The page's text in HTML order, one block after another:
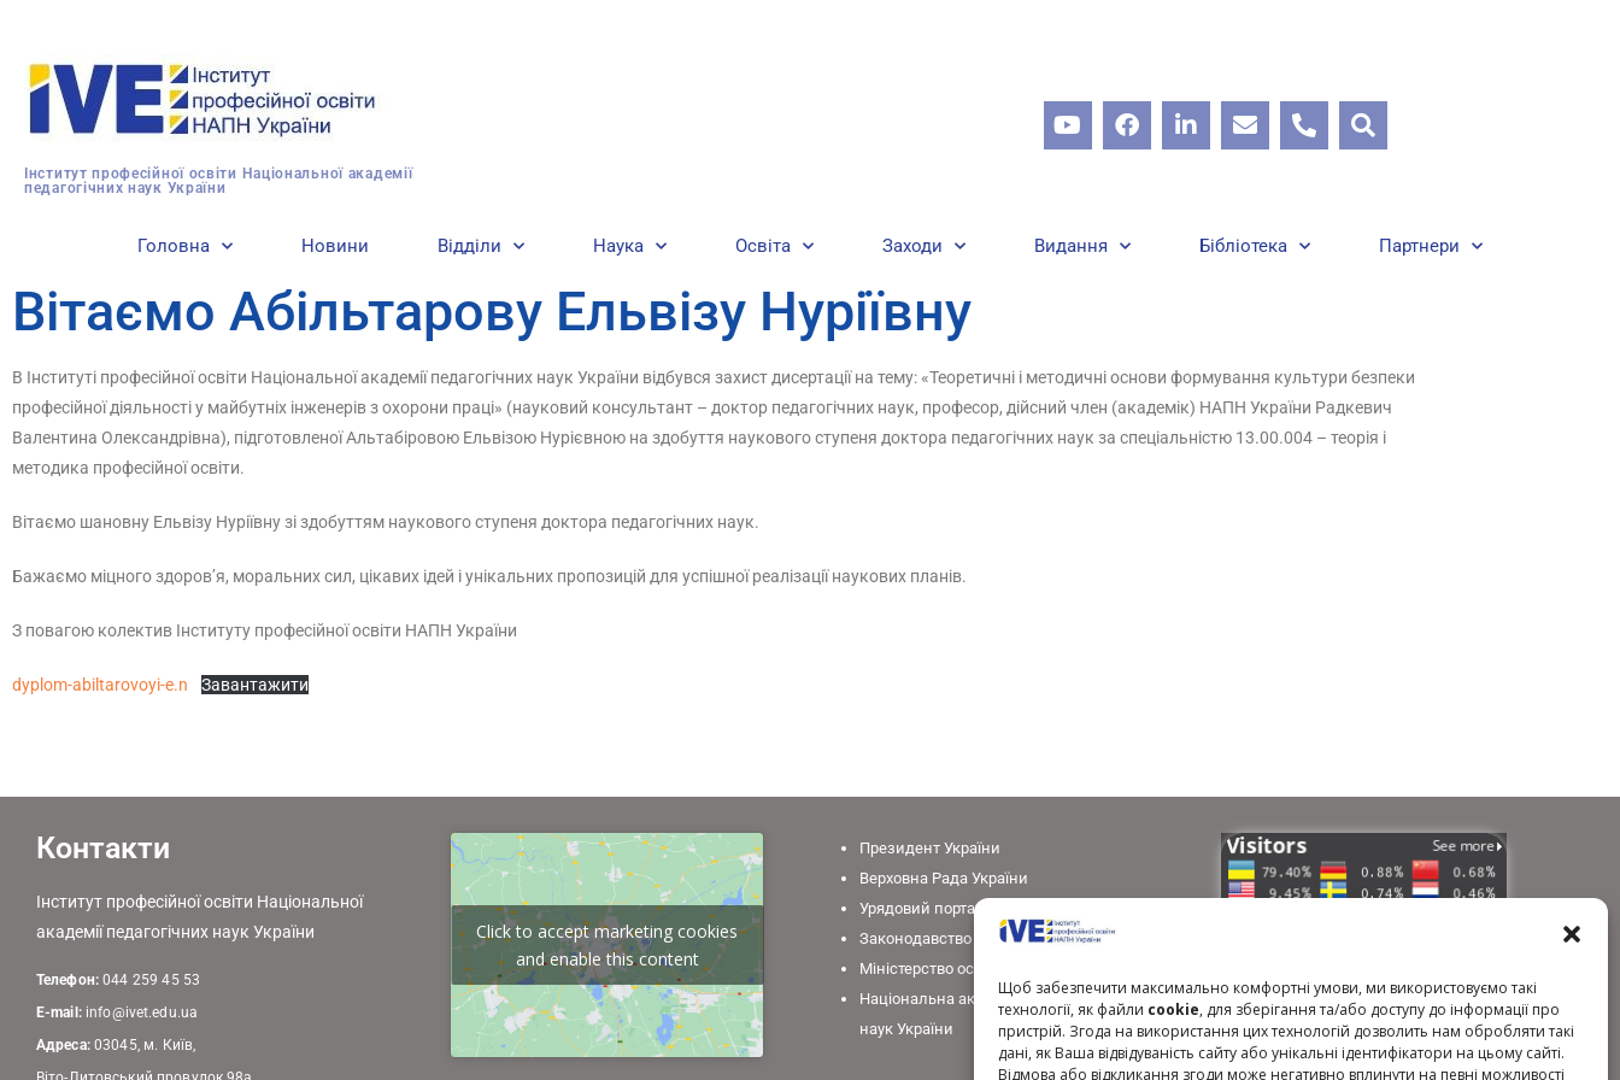
Щоб забезпечити максимально комфортні умови, ми використовуємо такі
технології, як файли cookie, для зберігання та/або доступу до інформації про
пристрій. Згода на використання цих технологій дозволить нам обробляти такі
дані, як Ваша відвідуваність сайту або унікальні ідентифікатори на цьому сайті.
Відмова або відкликання згоди може негативно вплинути на певні можливості
Інститут професійної освіти Національної академії
педагогічних наук України
Головна Новини Відділи Наука Освіта Заходи Видання Бібліотека Партнери
Вітаємо Абільтарову Ельвізу Нуріївну
В Інституті професійної освіти Національної академії педагогічних наук України відбувся захист дисертації на тему: «Теоретичні і методичні основи формування культури безпеки
професійної діяльності у майбутніх інженерів з охорони праці» (науковий консультант – доктор педагогічних наук, професор, дійсний член (академік) НАПН України Радкевич
Валентина Олександрівна), підготовленої Альтабіровою Ельвізою Нурієвною на здобуття наукового ступеня доктора педагогічних наук за спеціальністю 13.00.004 – теорія і
методика професійної освіти.
Вітаємо шановну Ельвізу Нуріївну зі здобуттям наукового ступеня доктора педагогічних наук.
Бажаємо міцного здоров’я, моральних сил, цікавих ідей і унікальних пропозицій для успішної реалізації наукових планів.
З повагою колектив Інституту професійної освіти НАПН України
dyplom-abiltarovoyi-e.n Завантажити
Контакти
Інститут професійної освіти Національної
академії педагогічних наук України
Телефон:044 259 45 53
E-mail: info@ivet.edu.ua
Адреса:03045, м. Київ,
Click to accept marketing cookies
and enable this content
Президент України
Верховна Рада України
Урядовий портал
Законодавство України
Міністерство освіти і науки України
Національна академія педагогічних
наук України